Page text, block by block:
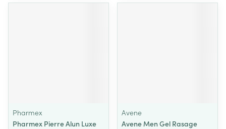
Pharmex
Pharmex Pierre Alun Luxe
Avene
Avene Men Gel Rasage